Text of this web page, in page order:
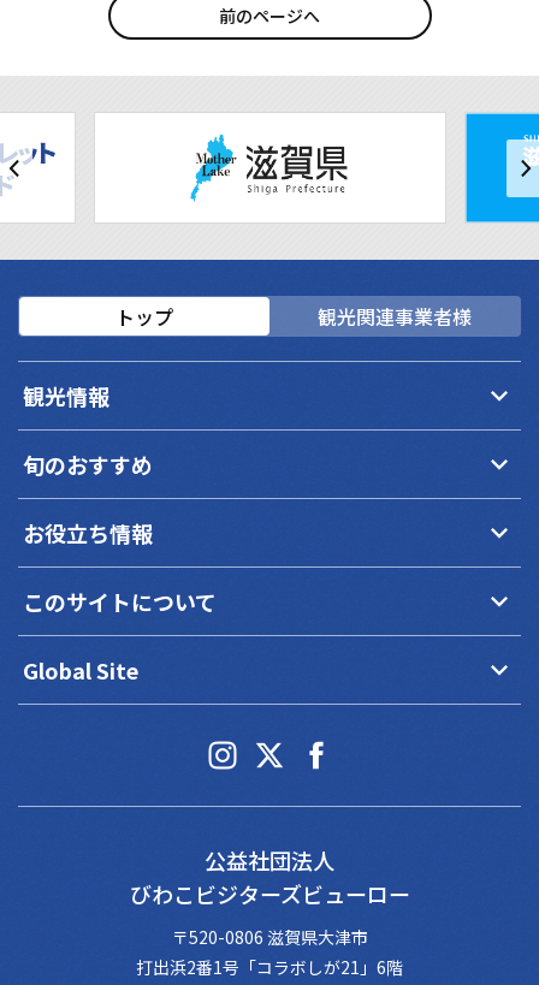
前のページへ
トップ 観光関連事業者様
観光情報 keyboard_arrow_down
旬のおすすめ keyboard_arrow_down
お役立ち情報 keyboard_arrow_down
このサイトについて keyboard_arrow_down
Global Site keyboard_arrow_down
公益社団法人
びわこビジターズビューロー
〒520-0806 滋賀県大津市
打出浜2番1号「コラボしが21」6階